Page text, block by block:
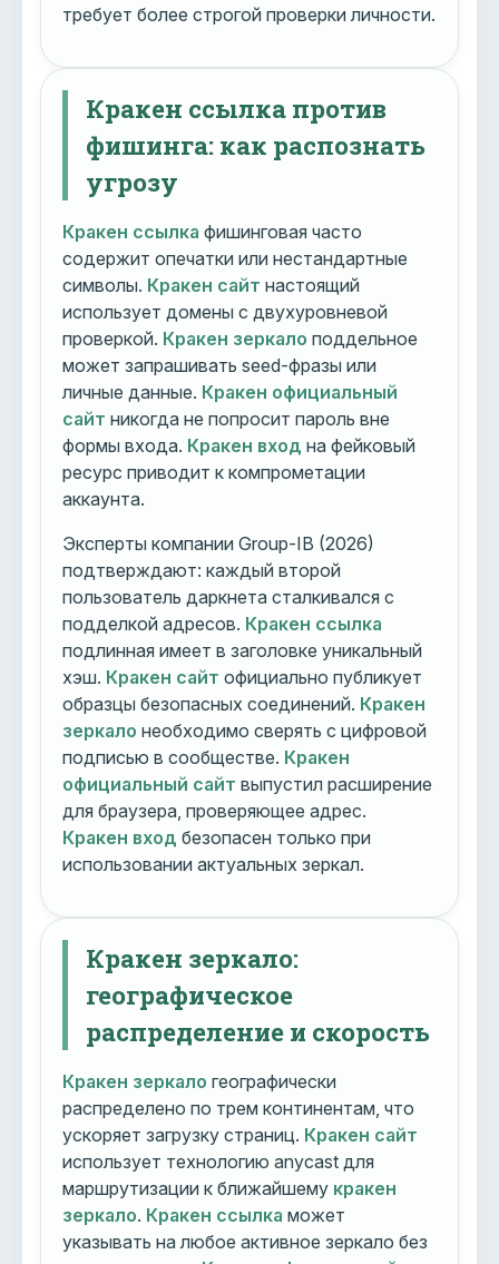
требует более строгой проверки личности.
Кракен ссылка против
фишинга: как распознать
угрозу
Кракен ссылка фишинговая часто
содержит опечатки или нестандартные
символы. Кракен сайт настоящий
использует домены с двухуровневой
проверкой. Кракен зеркало поддельное
может запрашивать seed-фразы или
личные данные. Кракен официальный
сайт никогда не попросит пароль вне
формы входа. Кракен вход на фейковый
ресурс приводит к компрометации
аккаунта.
Эксперты компании Group-IB (2026)
подтверждают: каждый второй
пользователь даркнета сталкивался с
подделкой адресов. Кракен ссылка
подлинная имеет в заголовке уникальный
хэш. Кракен сайт официально публикует
образцы безопасных соединений. Кракен
зеркало необходимо сверять с цифровой
подписью в сообществе. Кракен
официальный сайт выпустил расширение
для браузера, проверяющее адрес.
Кракен вход безопасен только при
использовании актуальных зеркал.
Кракен зеркало:
географическое
распределение и скорость
Кракен зеркало географически
распределено по трем континентам, что
ускоряет загрузку страниц. Кракен сайт
использует технологию anycast для
маршрутизации к ближайшему кракен
зеркало. Кракен ссылка может
указывать на любое активное зеркало без